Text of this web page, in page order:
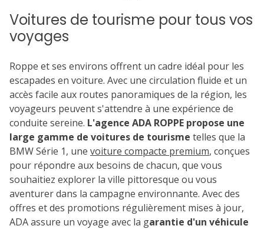
Voitures de tourisme pour tous vos
voyages
Roppe et ses environs offrent un cadre idéal pour les
escapades en voiture. Avec une circulation fluide et un
accès facile aux routes panoramiques de la région, les
voyageurs peuvent s'attendre à une expérience de
conduite sereine. L'agence ADA ROPPE propose une
large gamme de voitures de tourisme telles que la
BMW Série 1, une voiture compacte premium, conçues
pour répondre aux besoins de chacun, que vous
souhaitiez explorer la ville pittoresque ou vous
aventurer dans la campagne environnante. Avec des
offres et des promotions régulièrement mises à jour,
ADA assure un voyage avec la garantie d'un véhicule